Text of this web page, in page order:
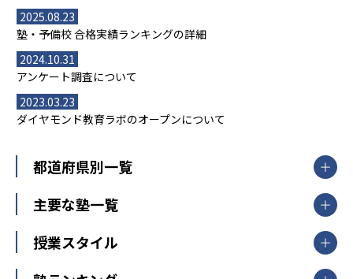
2025.08.23
塾・予備校 合格実績ランキングの詳細
2024.10.31
アンケート調査について
2023.03.23
ダイヤモンド教育ラボのオープンについて
都道府県別一覧
北海道・東北
山形県
福島県
関東
主要な塾一覧
【掲載塾一覧を見る】
授業スタイル